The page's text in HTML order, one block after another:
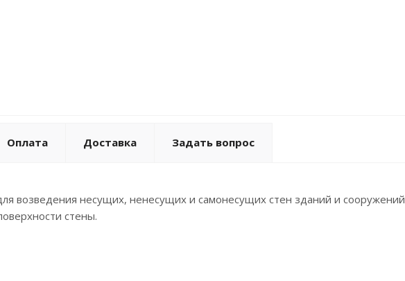
Оплата Доставка Задать вопрос
возведения несущих, ненесущих и самонесущих стен зданий и
стены.